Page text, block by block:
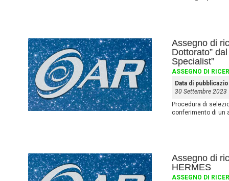
Assegno di
Dottorato”
Specialist”
ASSEGNO DI
Data di
30 Settembre 2023
Procedura di
conferimento di un
Assegno di
HERMES
ASSEGNO DI